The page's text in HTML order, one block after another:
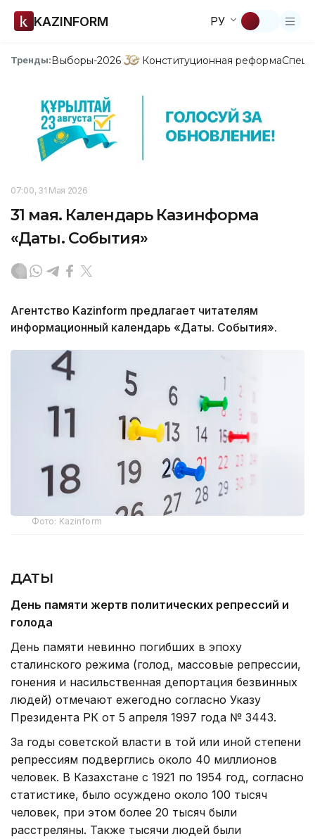
KAZINFORM РУ
Тренды:Выборы-2026 Конституционная реформа
07:00, 31 Мая 2026
31 мая. Календарь Казинформа
«Даты. События»
Агентство Kazinform предлагает читателям
информационный календарь «Даты. События».
Фото: Kazinform
ДАТЫ
День памяти жертв политических репрессий и
голода
День памяти невинно погибших в эпоху
сталинского режима (голод, массовые репрессии,
гонения и насильственная депортация безвинных
людей) отмечают ежегодно согласно Указу
Президента РК от 5 апреля 1997 года № 3443.
За годы советской власти в той или иной степени
репрессиям подверглись около 40 миллионов
человек. В Казахстане с 1921 по 1954 год, согласно
статистике, было осуждено около 100 тысяч
человек, при этом более 20 тысяч были
расстреляны. Также тысячи людей были